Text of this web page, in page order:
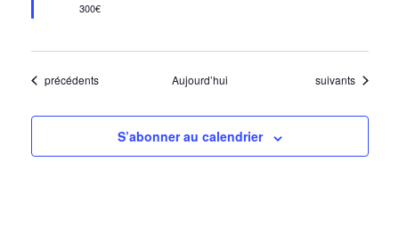
300€
Évènements
précédents Aujourd’hui Évènements
suivants
S’abonner au calendrier